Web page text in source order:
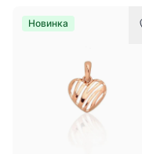
Новинка